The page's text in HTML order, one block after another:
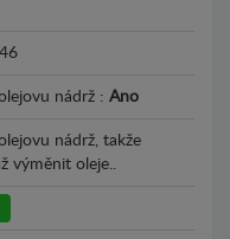
nádrž : Ano
nádrž, takže
výměnit oleje..